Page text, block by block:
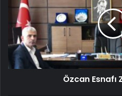
Özcan Esnafı